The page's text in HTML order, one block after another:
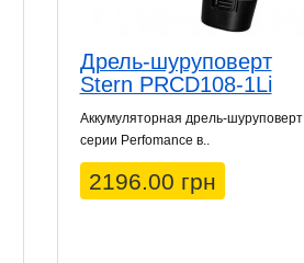
Дрель-шуруповерт
Stern PRCD108-1Li
Аккумуляторная дрель-шуруповерт
серии Perfomance в..
2196.00 грн